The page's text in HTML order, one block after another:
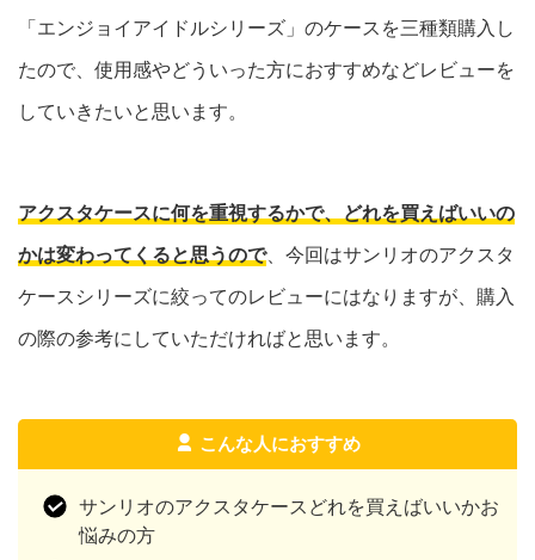
「エンジョイアイドルシリーズ」のケースを三種類購入し
たので、使用感やどういった方におすすめなどレビューを
していきたいと思います。
アクスタケースに何を重視するかで、どれを買えばいいの
かは変わってくると思うので、今回はサンリオのアクスタ
ケースシリーズに絞ってのレビューにはなりますが、購入
の際の参考にしていただければと思います。
こんな人におすすめ
サンリオのアクスタケースどれを買えばいいかお
悩みの方